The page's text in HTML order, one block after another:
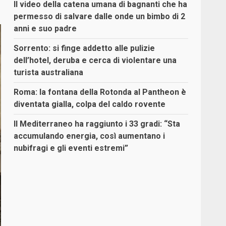
Il video della catena umana di bagnanti che ha
permesso di salvare dalle onde un bimbo di 2
anni e suo padre
Sorrento: si finge addetto alle pulizie
dell’hotel, deruba e cerca di violentare una
turista australiana
Roma: la fontana della Rotonda al Pantheon è
diventata gialla, colpa del caldo rovente
Il Mediterraneo ha raggiunto i 33 gradi: “Sta
accumulando energia, così aumentano i
nubifragi e gli eventi estremi”